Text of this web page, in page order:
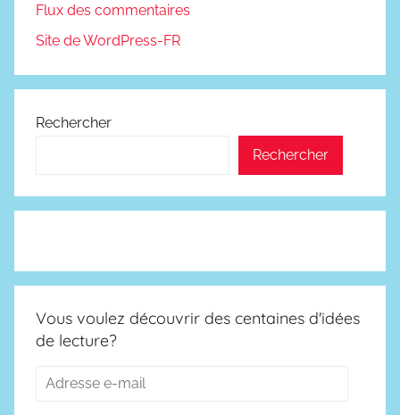
Flux des commentaires
Site de WordPress-FR
Rechercher
Rechercher
Vous voulez découvrir des centaines d'idées
de lecture?
Adresse